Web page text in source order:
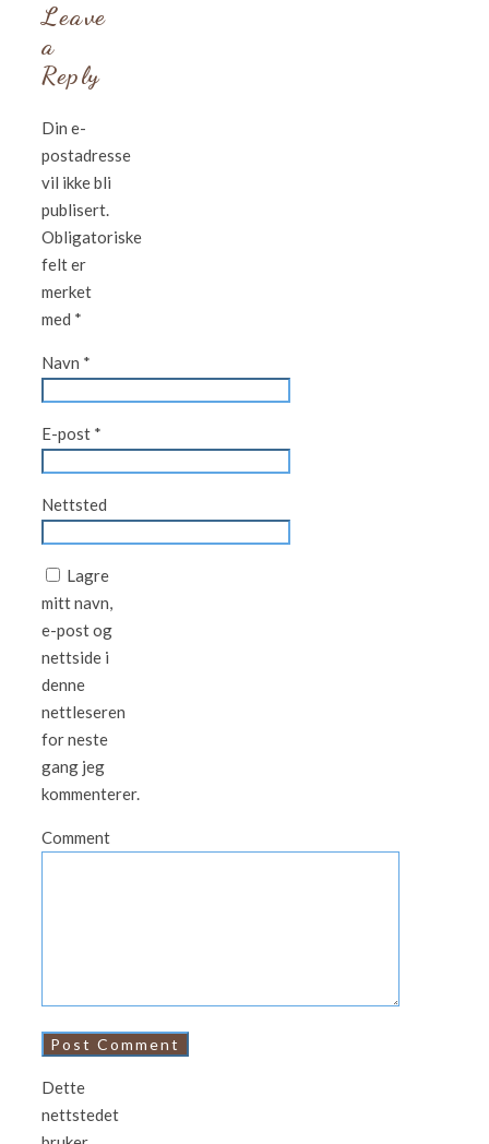
Leave
a
Reply
Din e-
postadresse
vil ikke bli
publisert.
Obligatoriske
felt er
merket
med *
Navn *
E-post *
Nettsted
Lagre
mitt navn,
e-post og
nettside i
denne
nettleseren
for neste
gang jeg
kommenterer.
Comment
Dette
nettstedet